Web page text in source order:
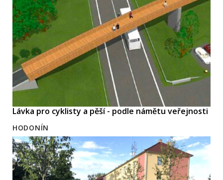
Lávka pro cyklisty a pěší - podle námětu veřejnosti
HODONÍN